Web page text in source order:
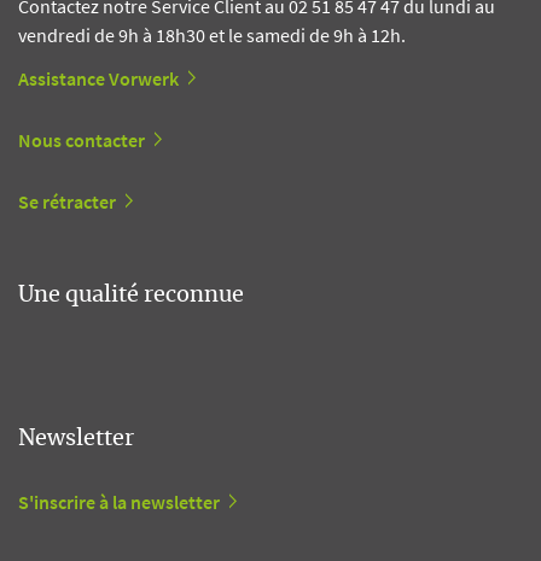
Contactez notre Service Client au 02 51 85 47 47 du lundi au
vendredi de 9h à 18h30 et le samedi de 9h à 12h.
Assistance Vorwerk
Nous contacter
Se rétracter
Une qualité reconnue
Newsletter
S'inscrire à la newsletter